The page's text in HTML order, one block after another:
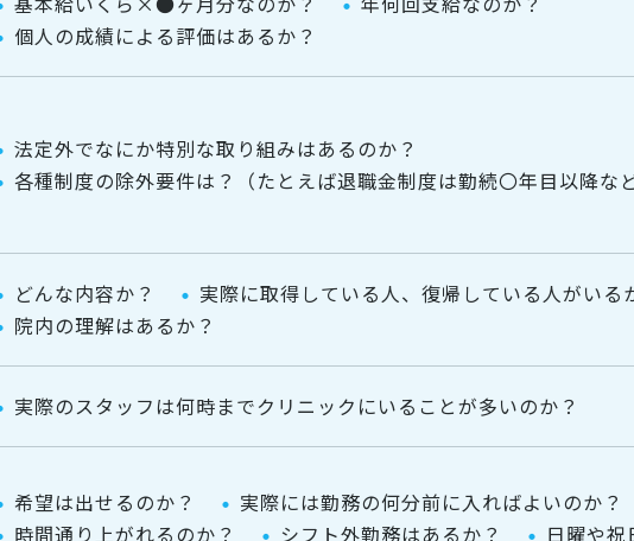
個人の成績による評価はあるか？
法定外でなにか特別な取り組みはあるのか？
各種制度の除外要件は？（たとえば退職金制度は勤続〇年目以降など
どんな内容か？
実際に取得している人、復帰している人がいる
院内の理解はあるか？
実際のスタッフは何時までクリニックにいることが多いのか？
希望は出せるのか？
実際には勤務の何分前に入ればよいのか？
時間通り上がれるのか？
シフト外勤務はあるか？ 日曜や祝